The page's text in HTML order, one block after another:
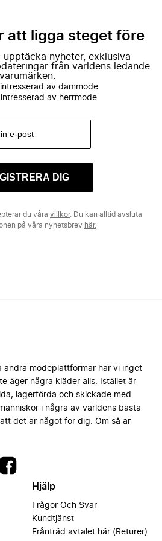
att ligga steget före
nyheter, exklusiva
från världens ledande
varumärken.
av dammode
av herrmode
DIG
du våra villkor. Du kan alltid avsluta
på våra nyhetsbrev här.
andra modeplattformar har vi inget
äger några kläder alls. Istället är
lagerförda och skickade med
i några av världens bästa
det är något för dig. Om så är
Hjälp
Frågor Och Svar
Kundtjänst
Frånträd avtalet här (Returer)